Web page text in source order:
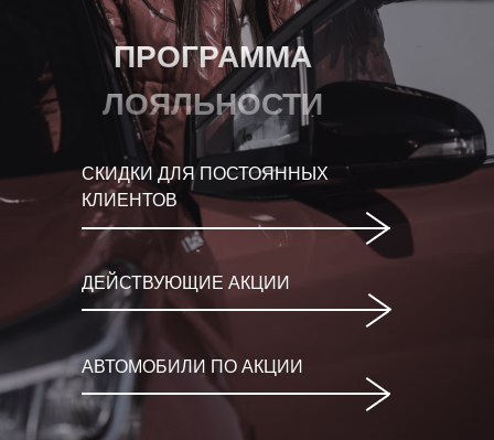
ПРОГРАММА
ЛОЯЛЬНОСТИ
СКИДКИ ДЛЯ ПОСТОЯННЫХ
КЛИЕНТОВ
ДЕЙСТВУЮЩИЕ АКЦИИ
АВТОМОБИЛИ ПО АКЦИИ